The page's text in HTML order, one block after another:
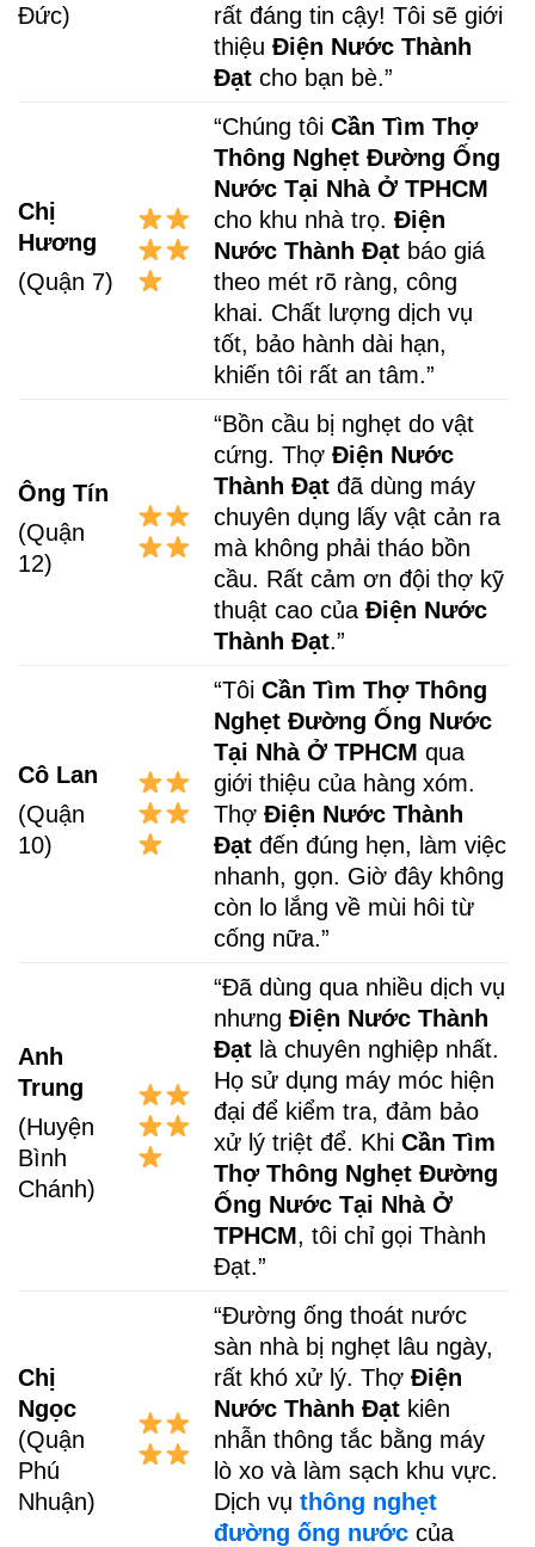
Đức)
rất đáng tin cậy! Tôi sẽ giới
thiệuĐiện Nước Thành
Đạt cho bạn bè.”
Chị
Hương
(Quận 7)
“Chúng tôiCần Tìm Thợ
Thông Nghẹt Đường Ống
Nước Tại Nhà Ở TPHCM
cho khu nhà trọ.Điện
Nước Thành Đạt báo giá
theo mét rõ ràng, công
khai. Chất lượng dịch vụ
tốt, bảo hành dài hạn,
khiến tôi rất an tâm.”
Ông Tín
(Quận
12)
“Bồn cầu bị nghẹt do vật
cứng. ThợĐiện Nước
Thành Đạt đã dùng máy
chuyên dụng lấy vật cản ra
mà không phải tháo bồn
cầu. Rất cảm ơn đội thợ kỹ
thuật cao củaĐiện Nước
Thành Đạt.”
Cô Lan
(Quận
10)
“TôiCần Tìm Thợ Thông
Nghẹt Đường Ống Nước
Tại Nhà Ở TPHCM qua
giới thiệu của hàng xóm.
ThợĐiện Nước Thành
Đạt đến đúng hẹn, làm việc
nhanh, gọn. Giờ đây không
còn lo lắng về mùi hôi từ
cống nữa.”
Anh
Trung
(Huyện
Bình
Chánh)
“Đã dùng qua nhiều dịch vụ
nhưngĐiện Nước Thành
Đạt là chuyên nghiệp nhất.
Họ sử dụng máy móc hiện
đại để kiểm tra, đảm bảo
xử lý triệt để. KhiCần Tìm
Thợ Thông Nghẹt Đường
Ống Nước Tại Nhà Ở
TPHCM, tôi chỉ gọi Thành
Đạt.”
Chị
Ngọc
(Quận
Phú
Nhuận)
“Đường ống thoát nước
sàn nhà bị nghẹt lâu ngày,
rất khó xử lý. ThợĐiện
Nước Thành Đạt kiên
nhẫn thông tắc bằng máy
lò xo và làm sạch khu vực.
Dịch vụ thông nghẹt
đường ống nước của